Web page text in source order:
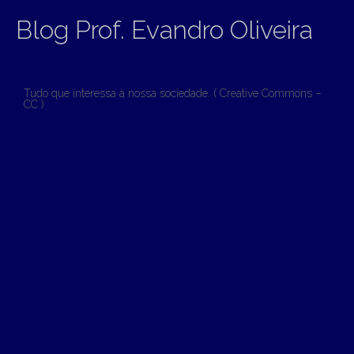
Blog Prof. Evandro Oliveira
Tudo que interessa à nossa sociedade. ( Creative Commons –
CC )